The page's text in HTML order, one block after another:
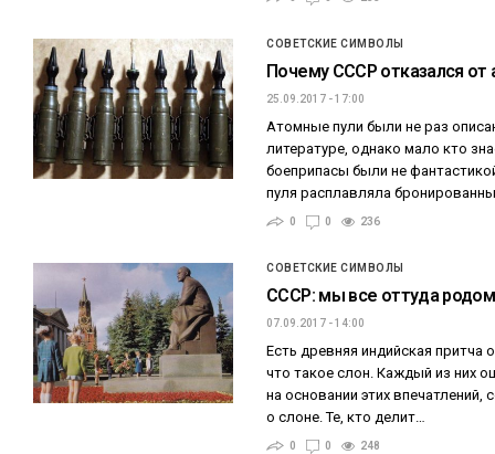
СОВЕТСКИЕ СИМВОЛЫ
Почему СССР отказался от
25.09.2017 - 17:00
Атомные пули были не раз
литературе, однако мало кто
боеприпасы были не
пуля расплавляла
0 0 236
СОВЕТСКИЕ СИМВОЛЫ
СССР: мы все оттуда
07.09.2017 - 14:00
Есть древняя индийская притча
что такое слон. Каждый из них
на основании этих впечатлений,
о слоне. Те, кто делит…
0 0 248